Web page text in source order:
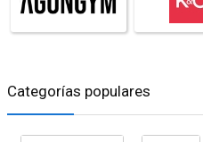
Categorías populares